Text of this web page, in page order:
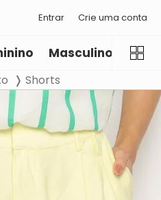
Entrar Crie uma conta
Masculino
Shorts